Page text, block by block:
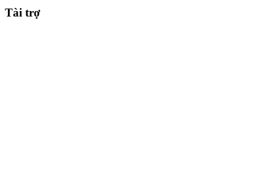
Tài trợ